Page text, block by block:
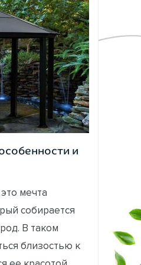
и
мечта
собирается
В таком
близостью к